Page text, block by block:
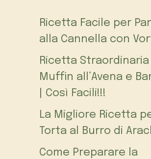
Ricetta Facile per
alla Cannella con
Ricetta
Muffin all’Avena e
| Così Facili!!!
La Migliore Ricetta
Torta al Burro di
Come Preparare la